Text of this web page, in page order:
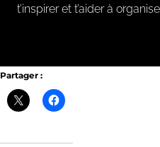
t’inspirer et t’aider à
Partager :